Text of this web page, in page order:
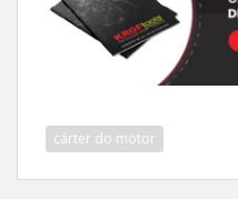
cárter do motor